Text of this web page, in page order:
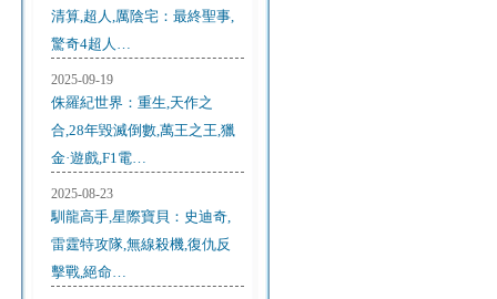
清算,超人,厲陰宅：最終聖事,
驚奇4超人…
2025-09-19
侏羅紀世界：重生,天作之
合,28年毀滅倒數,萬王之王,獵
金·遊戲,F1電…
2025-08-23
馴龍高手,星際寶貝：史迪奇,
雷霆特攻隊,無線殺機,復仇反
擊戰,絕命…